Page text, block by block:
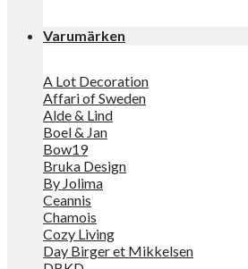
Varumärken
A Lot Decoration
Affari of Sweden
Alde & Lind
Boel & Jan
Bow19
Bruka Design
By Jolima
Ceannis
Chamois
Cozy Living
Day Birger et Mikkelsen